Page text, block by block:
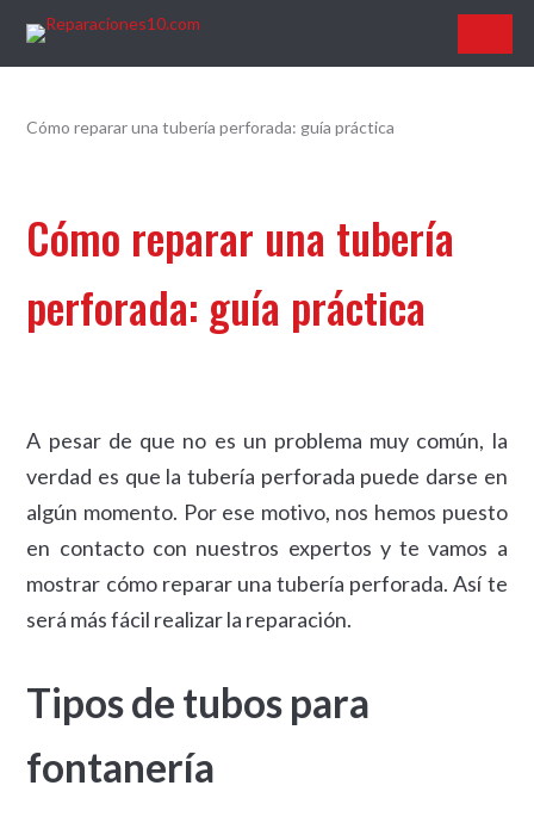
Cómo reparar una tubería perforada: guía práctica
Cómo reparar una tubería
perforada: guía práctica
A pesar de que no es un problema muy común, la
verdad es que la tubería perforada puede darse en
algún momento. Por ese motivo, nos hemos puesto
en contacto con nuestros expertos y te vamos a
mostrar cómo reparar una tubería perforada. Así te
será más fácil realizar la reparación.
Tipos de tubos para
fontanería